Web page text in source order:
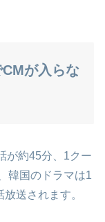
が入らな
が約45分、1クー
韓国のドラマは1
送されます。